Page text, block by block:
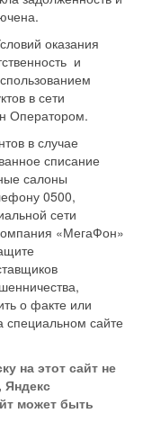
оказания
и
в сети
Оператором.
в случае
списание
салоны
0500,
сети
«МегаФон»
о факте или
сайте
на этот сайт не
Яндекс
может быть